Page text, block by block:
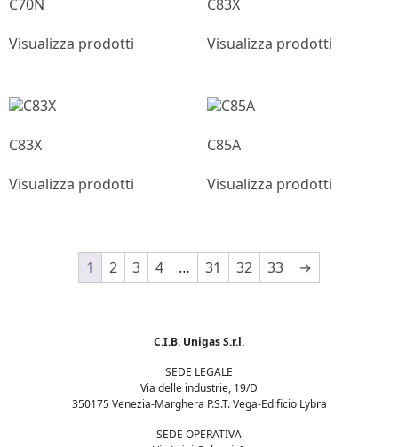
C70N
Visualizza prodotti
C83X
Visualizza prodotti
C83X
Visualizza prodotti
C85A
Visualizza prodotti
1 2 3 4 … 31 32 33 →
C.I.B. Unigas S.r.l.
SEDE LEGALE
Via delle industrie, 19/D
350175 Venezia-Marghera P.S.T. Vega-Edificio Lybra
SEDE OPERATIVA